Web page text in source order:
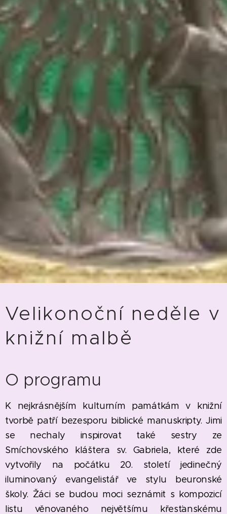
Velikonoční neděle v
knižní malbě
O programu
K nejkrásnějším kulturním památkám v knižní
tvorbě patří bezesporu biblické manuskripty. Jimi
se nechaly inspirovat také sestry ze
Smíchovského kláštera sv. Gabriela, které zde
vytvořily na počátku 20. století jedinečný
iluminovaný evangelistář ve stylu beuronské
školy. Žáci se budou moci seznámit s kompozicí
listu věnovaného největšímu křesťanskému